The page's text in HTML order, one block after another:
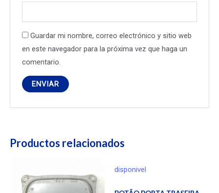
Guardar mi nombre, correo electrónico y sitio web
en este navegador para la próxima vez que haga un
comentario.
Productos relacionados
disponivel